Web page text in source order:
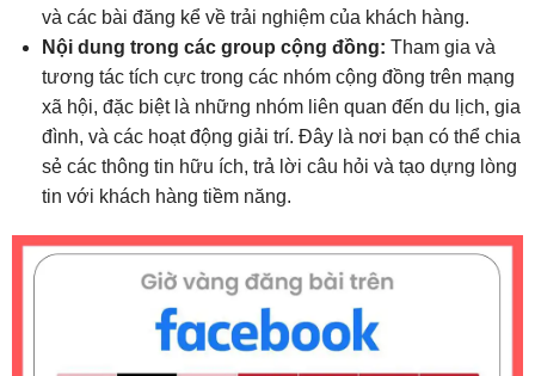
Heb je ooit stilgestaan bij wat een sessie in een online
Niczym skrzynia pełna niespodzianek, każda nowa
và các bài đăng kể về trải nghiệm của khách hàng.
Nội dung trong các group cộng đồng: Tham gia và
tương tác tích cực trong các nhóm cộng đồng trên mạng
xã hội, đặc biệt là những nhóm liên quan đến du lịch, gia
đình, và các hoạt động giải trí. Đây là nơi bạn có thể chia
sẻ các thông tin hữu ích, trả lời câu hỏi và tạo dựng lòng
tin với khách hàng tiềm năng.